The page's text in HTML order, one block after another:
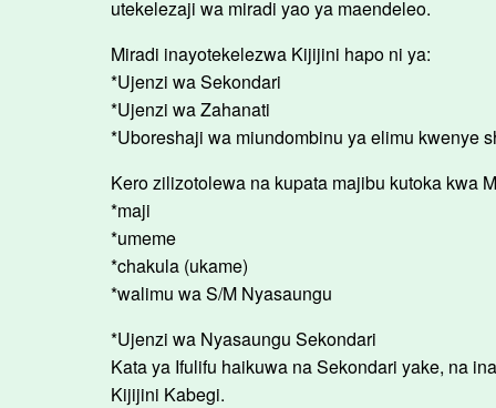
utekelezaji wa miradi yao ya maendeleo.
Miradi inayotekelezwa Kijijini hapo ni ya:
*Ujenzi wa Sekondari
*Ujenzi wa Zahanati
*Uboreshaji wa miundombinu ya elimu kwenye
Kero zilizotolewa na kupata majibu kutoka kwa
*maji
*umeme
*chakula (ukame)
*walimu wa S/M Nyasaungu
*Ujenzi wa Nyasaungu Sekondari
Kata ya Ifulifu haikuwa na Sekondari yake, na
Kijijini Kabegi.